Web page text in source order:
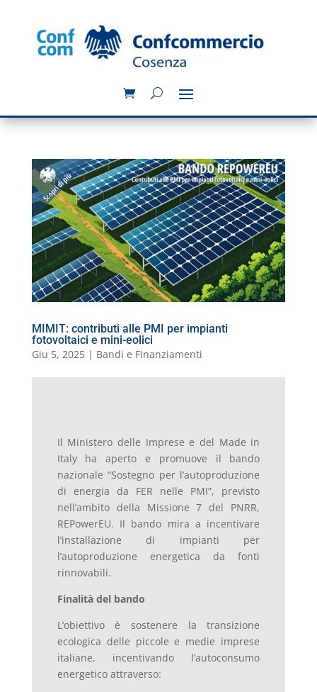
MIMIT: contributi alle PMI per impianti
fotovoltaici e mini-eolici
Giu 5, 2025| Bandi e Finanziamenti
Il Ministero delle Imprese e del Made in
Italy ha aperto e promuove il bando
nazionale “Sostegno per l’autoproduzione
di energia da FER nelle PMI”, previsto
nell’ambito della Missione 7 del PNRR,
REPowerEU. Il bando mira a incentivare
l’installazione di impianti per
l’autoproduzione energetica da fonti
rinnovabili.
Finalità del bando
L’obiettivo è sostenere la transizione
ecologica delle piccole e medie imprese
italiane, incentivando l’autoconsumo
energetico attraverso: